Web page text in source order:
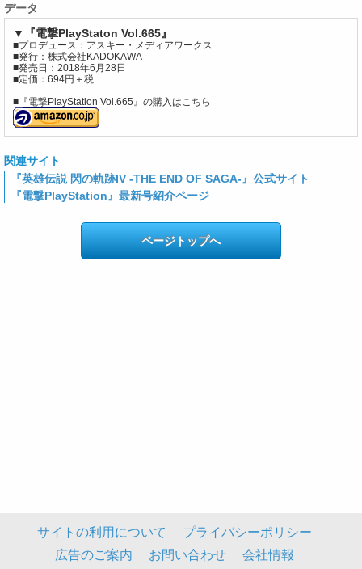
データ
▼『電撃PlayStaton Vol.665』
■プロデュース：アスキー・メディアワークス
■発行：株式会社KADOKAWA
■発売日：2018年6月28日
■定価：694円＋税
■『電撃PlayStation Vol.665』の購入はこちら
関連サイト
『英雄伝説 閃の軌跡IV -THE END OF SAGA-』公式サイト
『電撃PlayStation』最新号紹介ページ
ページトップへ
サイトの利用について
プライバシーポリシー
広告のご案内
お問い合わせ 会社情報